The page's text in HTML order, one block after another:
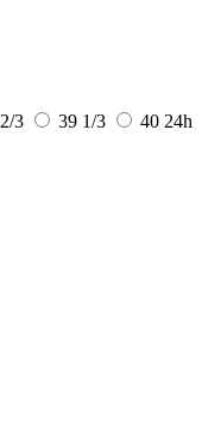
3 39 1/3 40 24h